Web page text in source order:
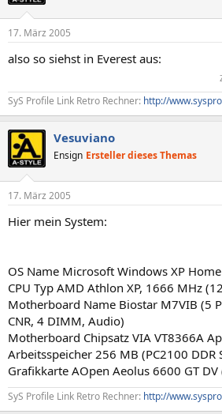
17. März 2005
also so siehst in Everest aus:
SyS Profile Link Retro Rechner: http://
Vesuviano
Ensign Ersteller dieses Themas
17. März 2005
Hier mein System:
OS Name Microsoft Windows XP
CPU Typ AMD Athlon XP, 1666 MHz
Motherboard Name Biostar M7VIB (5
CNR, 4 DIMM, Audio)
Motherboard Chipsatz VIA VT8366A
Arbeitsspeicher 256 MB (PC2100 DDR
Grafikkarte AOpen Aeolus 6600 GT
SyS Profile Link Retro Rechner: http://